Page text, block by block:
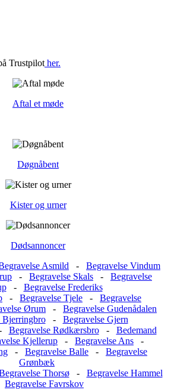
Trustpilot her.
Aftal et møde
Døgnåbent
Kister og urner
Dødsannoncer
Asmild - Begravelse Vindum
- Begravelse Skals - Begravelse
- Begravelse Frederiks
- Begravelse Tjele - Begravelse
Ørum - Begravelse Gudenådalen
Bjerringbro- Begravelse Gjern
Begravelse Rødkærsbro- Bedemand
Kjellerup - Begravelse Ans -
- Begravelse Balle - Begravelse
Grønbæk
Thorsø- Begravelse Hammel
Begravelse Favrskov